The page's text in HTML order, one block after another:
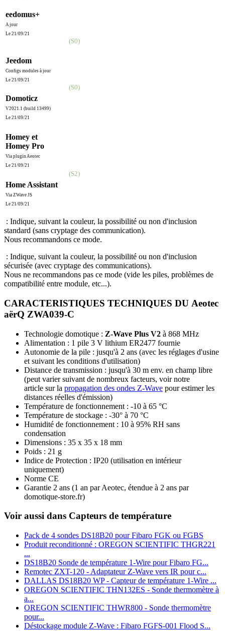
eedomus+
A jour
Le 21/09/21
(S0)
Jeedom
Configs modules à jour
Le 21/09/21
(S0)
Domoticz
V2021.1 (build 13499)
Le 21/09/21
Homey et
Homey Pro
Via plugin Aeotec
Le 21/09/21
(S2)
Home Assistant
Via ZWave JS
Le 21/09/21
: Indique, suivant la couleur, la possibilité ou non d'inclusion
standard (sans cryptage des communication).
Nous recommandons ce mode.
: Indique, suivant la couleur, la possibilité ou non d'inclusion
sécurisée (avec cryptage des communications).
Nous ne recommandons pas ce mode (vide les piles, problèmes de
compatibilité entre module, etc...).
CARACTERISTIQUES TECHNIQUES DU Aeotec
aërQ ZWA039-C
Technologie domotique : Z-Wave Plus V2 à 868 MHz
Alimentation : 1 pile 3 V lithium ER2477 fournie
Autonomie de la pile : jusqu'à 2 ans (avec les réglages d'usine
et suivant les conditions d'utilisation)
Distance de transmission : jusqu'à 30 m env. en champ libre
(peut varier suivant de nombreux facteurs, voir notre
article sur la propagation des ondes Z-Wave pour estimer les
distances réelles d'émission)
Température de fonctionnement : -10 à 65 °C
Température de stockage : -30° à 70 °C
Humidité de fonctionnement : 10 à 95% RH sans
condensation
Dimensions : 35 x 35 x 18 mm
Poids : 21 g
Indice de Protection : IP20 (utilisation en intérieur
uniquement)
Norme CE
Garantie 2 ans (1 an par Aeotec, étendue à 2 ans par
domotique-store.fr)
Voir aussi dans Capteurs de température
Pack de 4 sondes DS18B20 pour Fibaro FGK ou FGBS
Produit reconditionné : OREGON SCIENTIFIC THGR221
...
DS18B20 Sonde de température 1‑Wire pour Fibaro FG...
Remotec ZXT-120 - Adaptateur Z-Wave vers IR pour c...
DALLAS DS18B20 WP - Capteur de température 1-Wire ...
OREGON SCIENTIFIC THN132ES - Sonde thermomètre à
a...
OREGON SCIENTIFIC THWR800 - Sonde thermomètre
pour...
Déstockage module Z-Wave : Fibaro FGFS-001 Flood S...